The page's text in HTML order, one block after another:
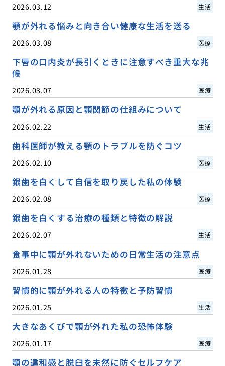
2026.03.12 生活
顎が外れる悩みと向き合い健康な生活を送る
2026.03.08 医療
下唇の口内炎が長引くときに注意すべき重大な兆
候
2026.03.07 医療
顎が外れる原因と顎関節の仕組みについて
2026.02.22 生活
歯科医師が教える顎のトラブルを防ぐコツ
2026.02.10 医療
銀歯を白くして自信を取り戻した私の体験
2026.02.08 医療
銀歯を白くする治療の種類と特徴の解説
2026.02.07 生活
食事中に顎が外れないための日常生活の注意点
2026.01.28 医療
習慣的に顎が外れる人の特徴と予防習慣
2026.01.25 生活
大きなあくびで顎が外れた私の恐怖体験
2026.01.17 医療
顎の違和感と脱臼を未然に防ぐセルフケア